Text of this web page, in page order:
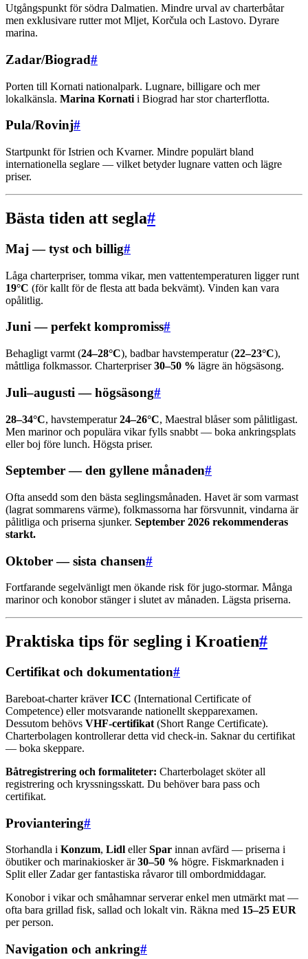
Utgångspunkt för södra Dalmatien. Mindre urval av charterbåtar
men exklusivare rutter mot Mljet, Korčula och Lastovo. Dyrare
marina.
Zadar/Biograd#
Porten till Kornati nationalpark. Lugnare, billigare och mer
lokalkänsla. Marina Kornati i Biograd har stor charterflotta.
Pula/Rovinj#
Startpunkt för Istrien och Kvarner. Mindre populärt bland
internationella seglare — vilket betyder lugnare vatten och lägre
priser.
Bästa tiden att segla#
Maj — tyst och billig#
Låga charterpriser, tomma vikar, men vattentemperaturen ligger runt
19°C (för kallt för de flesta att bada bekvämt). Vinden kan vara
opålitlig.
Juni — perfekt kompromiss#
Behagligt varmt (24–28°C), badbar havstemperatur (22–23°C),
måttliga folkmassor. Charterpriser30–50 % lägre än högsäsong.
Juli–augusti — högsäsong#
28–34°C, havstemperatur24–26°C, Maestral blåser som pålitligast.
Men marinor och populära vikar fylls snabbt — boka ankringsplats
eller boj före lunch. Högsta priser.
September — den gyllene månaden#
Ofta ansedd som den bästa seglingsmånaden. Havet är som varmast
(lagrat sommarens värme), folkmassorna har försvunnit, vindarna är
pålitliga och priserna sjunker. September 2026 rekommenderas
starkt.
Oktober — sista chansen#
Fortfarande segelvänligt men ökande risk för jugo-stormar. Många
marinor och konobor stänger i slutet av månaden. Lägsta priserna.
Praktiska tips för segling i Kroatien#
Certifikat och dokumentation#
Bareboat-charter kräverICC (International Certificate of
Competence) eller motsvarande nationellt skepparexamen.
Dessutom behövs VHF-certifikat (Short Range Certificate).
Charterbolagen kontrollerar detta vid check-in. Saknar du certifikat
— boka skeppare.
Båtregistrering och formaliteter: Charterbolaget sköter all
registrering och kryssningsskatt. Du behöver bara pass och
certifikat.
Proviantering#
Storhandla i Konzum, Lidl ellerSpar innan avfärd — priserna i
öbutiker och marinakiosker är30–50 % högre. Fiskmarknaden i
Split eller Zadar ger fantastiska råvaror till ombordmiddagar.
Konobor i vikar och småhamnar serverar enkel men utmärkt mat —
ofta bara grillad fisk, sallad och lokalt vin. Räkna med 15–25 EUR
per person.
Navigation och ankring#